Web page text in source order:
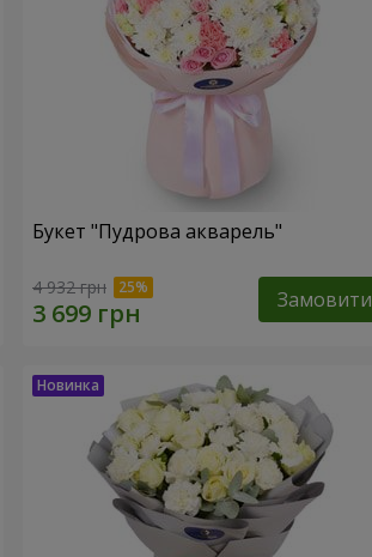
Букет "Пудрова акварель"
4 932 грн Замовити